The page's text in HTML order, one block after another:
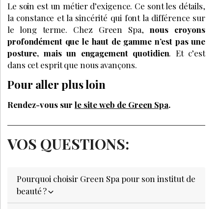
Le soin est un métier d’exigence. Ce sont les détails,
la constance et la sincérité qui font la différence sur
le long terme. Chez Green Spa, nous croyons
profondément que le haut de gamme n’est pas une
posture, mais un engagement quotidien. Et c’est
dans cet esprit que nous avançons.
Pour aller plus loin
Rendez-vous sur le site web de Green Spa.
VOS QUESTIONS:
Pourquoi choisir Green Spa pour son institut de
beauté ?